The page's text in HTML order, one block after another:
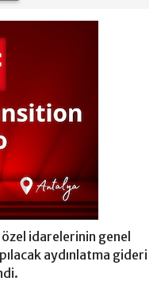
idarelerinin genel
aydınlatma gideri